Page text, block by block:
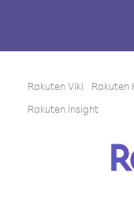
Rakuten Viki Rakuten
Rakuten Insight